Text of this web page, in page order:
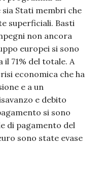
Stati membri che
superficiali. Basti
non ancora
europei si sono
il 71% del totale. A
economica che ha
e a un
e debito
si sono
di pagamento del
sono state evase